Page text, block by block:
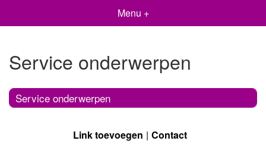
Menu +
Service onderwerpen
Service onderwerpen
Link toevoegen Contact